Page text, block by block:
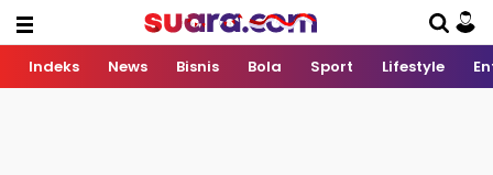
Indeks News Bisnis Bola Sport Lifestyle